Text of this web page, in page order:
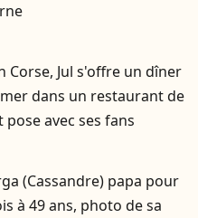
Corse, Jul s'offre un dîner
dans un restaurant de
pose avec ses fans
(Cassandre) papa pour
à 49 ans, photo de sa